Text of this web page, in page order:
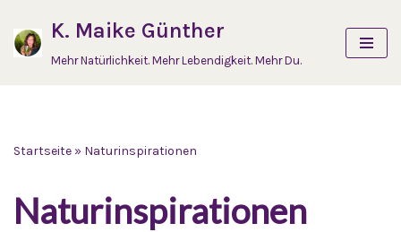
Zum
K. Maike Günther
Mehr Natürlichkeit. Mehr Lebendigkeit. Mehr Du.
Startseite » Naturinspirationen
Naturinspirationen